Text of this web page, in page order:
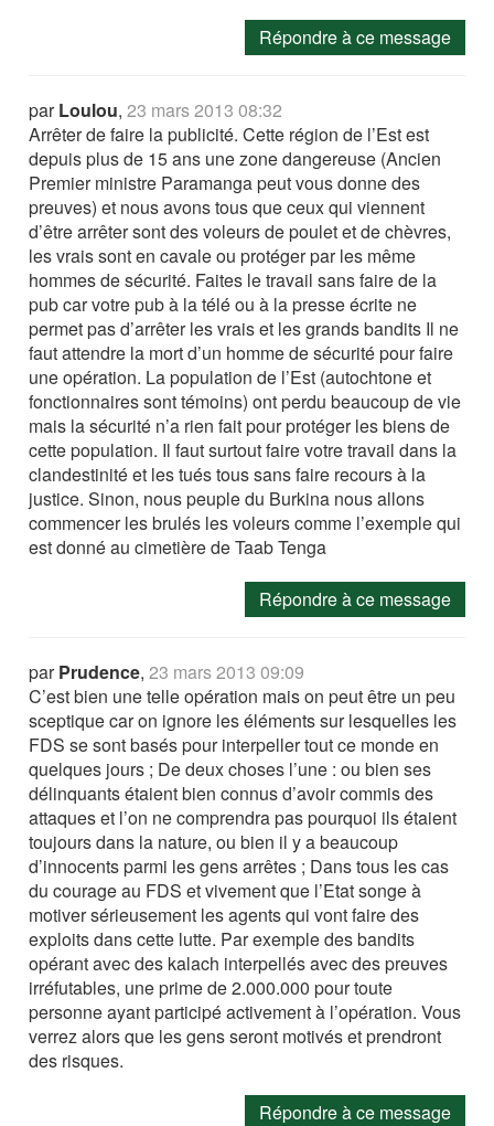
Répondre à ce message
parLoulou,23 mars 2013 08:32
Arrêter de faire la publicité. Cette région de l’Est est
depuis plus de 15 ans une zone dangereuse (Ancien
Premier ministre Paramanga peut vous donne des
preuves) et nous avons tous que ceux qui viennent
d’être arrêter sont des voleurs de poulet et de chèvres,
les vrais sont en cavale ou protéger par les même
hommes de sécurité. Faites le travail sans faire de la
pub car votre pub à la télé ou à la presse écrite ne
permet pas d’arrêter les vrais et les grands bandits Il ne
faut attendre la mort d’un homme de sécurité pour faire
une opération. La population de l’Est (autochtone et
fonctionnaires sont témoins) ont perdu beaucoup de vie
mais la sécurité n’a rien fait pour protéger les biens de
cette population. Il faut surtout faire votre travail dans la
clandestinité et les tués tous sans faire recours à la
justice. Sinon, nous peuple du Burkina nous allons
commencer les brulés les voleurs comme l’exemple qui
est donné au cimetière de Taab Tenga
Répondre à ce message
parPrudence,23 mars 2013 09:09
C’est bien une telle opération mais on peut être un peu
sceptique car on ignore les éléments sur lesquelles les
FDS se sont basés pour interpeller tout ce monde en
quelques jours ; De deux choses l’une : ou bien ses
délinquants étaient bien connus d’avoir commis des
attaques et l’on ne comprendra pas pourquoi ils étaient
toujours dans la nature, ou bien il y a beaucoup
d’innocents parmi les gens arrêtes ; Dans tous les cas
du courage au FDS et vivement que l’Etat songe à
motiver sérieusement les agents qui vont faire des
exploits dans cette lutte. Par exemple des bandits
opérant avec des kalach interpellés avec des preuves
irréfutables, une prime de 2.000.000 pour toute
personne ayant participé activement à l’opération. Vous
verrez alors que les gens seront motivés et prendront
des risques.
Répondre à ce message